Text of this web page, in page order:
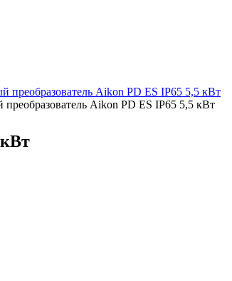
преобразователь Aikon PD ES IP65 5,5 кВт